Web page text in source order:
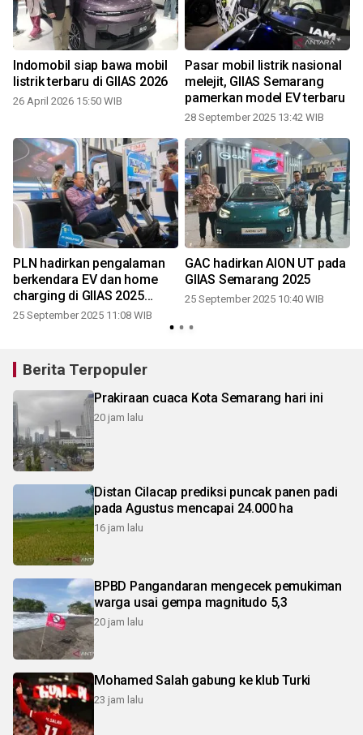
Indomobil siap bawa mobil
listrik terbaru di GIIAS 2026
26 April 2026 15:50 WIB
Pasar mobil listrik nasional
melejit, GIIAS Semarang
pamerkan model EV terbaru
28 September 2025 13:42 WIB
PLN hadirkan pengalaman
berkendara EV dan home
charging di GIIAS 2025
Semarang
25 September 2025 11:08 WIB
GAC hadirkan AION UT pada
GIIAS Semarang 2025
25 September 2025 10:40 WIB
Berita Terpopuler
Prakiraan cuaca Kota Semarang hari ini
20 jam lalu
Distan Cilacap prediksi puncak panen padi
pada Agustus mencapai 24.000 ha
16 jam lalu
BPBD Pangandaran mengecek pemukiman
warga usai gempa magnitudo 5,3
20 jam lalu
Mohamed Salah gabung ke klub Turki
23 jam lalu